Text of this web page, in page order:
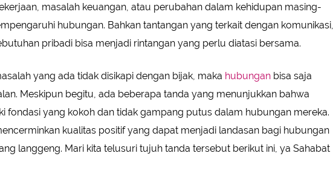
masalah keuangan, atau perubahan dalam kehidupan masing-
hubungan. Bahkan tantangan yang terkait dengan komunikasi,
pribadi bisa menjadi rintangan yang perlu diatasi bersama.
yang ada tidak disikapi dengan bijak, maka hubungan bisa saja
Meskipun begitu, ada beberapa tanda yang menunjukkan bahwa
fondasi yang kokoh dan tidak gampang putus dalam hubungan mereka.
kualitas positif yang dapat menjadi landasan bagi hubungan
langgeng. Mari kita telusuri tujuh tanda tersebut berikut ini, ya Sahabat